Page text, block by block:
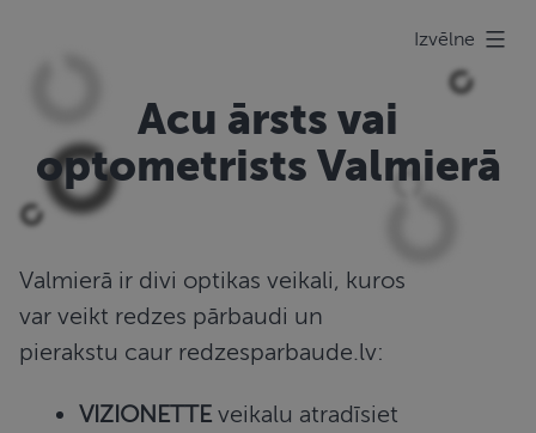
Izvēlne
Acu ārsts vai
optometrists Valmierā
Valmierā ir divi optikas veikali, kuros
var veikt redzes pārbaudi un
pierakstu caur redzesparbaude.lv:
VIZIONETTE veikalu atradīsiet